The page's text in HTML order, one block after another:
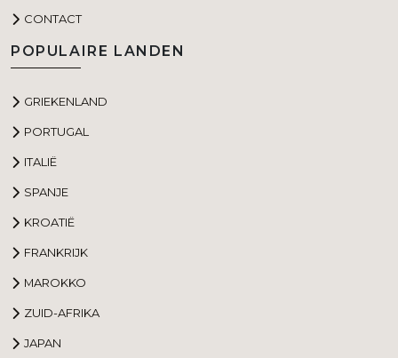
CONTACT
POPULAIRE LANDEN
GRIEKENLAND
PORTUGAL
ITALIË
SPANJE
KROATIË
FRANKRIJK
MAROKKO
ZUID-AFRIKA
JAPAN